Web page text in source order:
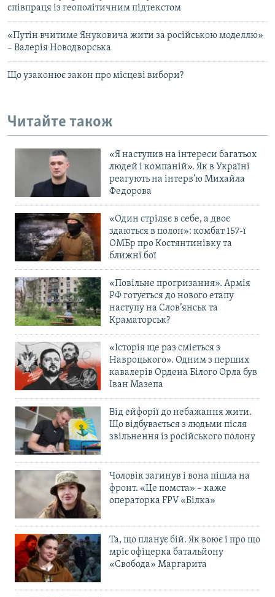
співпраця із геополітичним підтекстом
«Путін вчитиме Януковича жити за російською моделлю»
– Валерія Новодворська
Що узаконює закон про місцеві вибори?
Читайте також
«Я наступив на інтереси багатьох
людей і компаній». Як в Україні
реагують на інтерв’ю Михайла
Федорова
«Один стріляє в себе, а двоє
здаються в полон»: комбат 157-ї
ОМБр про Костянтинівку та
ближні бої
«Повільне прогризання». Армія
РФ готується до нового етапу
наступу на Слов’янськ та
Краматорськ?
«Історія ще раз сміється з
Навроцького». Одним з перших
кавалерів Ордена Білого Орла був
Іван Мазепа
Від ейфорії до небажання жити.
Що відбувається з людьми після
звільнення із російського полону
Чоловік загинув і вона пішла на
фронт. «Це помста» – каже
операторка FPV «Білка»
Та, що планує бій. Як воює і про що
мріє офіцерка батальйону
«Свобода» Маргарита